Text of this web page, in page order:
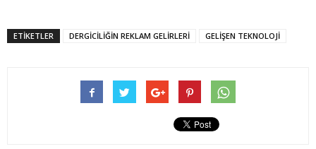
ETİKETLER DERGİCİLİĞİN REKLAM GELİRLERİ GELİŞEN TEKNOLOJİ